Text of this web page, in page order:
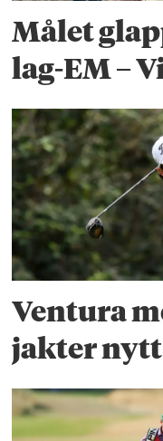
Målet
lag-EM –
Ventura
jakter